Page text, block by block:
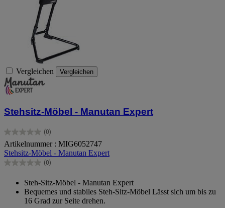
Vergleichen Vergleichen
Stehsitz-Möbel - Manutan Expert
(0)
0.0
von
5
Sternen.
Artikelnummer : MIG6052747
Stehsitz-Möbel - Manutan Expert
(0)
0.0
Sternen.
Steh-Sitz-Möbel - Manutan Expert
Bequemes und stabiles Steh-Sitz-Möbel Lässt sich um bis zu
16 Grad zur Seite drehen.